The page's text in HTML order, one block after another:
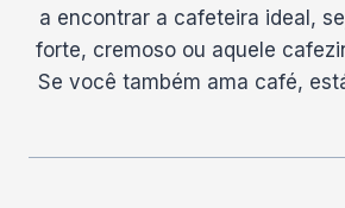
a encontrar a cafeteira ideal,
forte, cremoso ou aquele
Se você também ama café,